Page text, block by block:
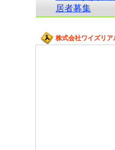
居者募集
株式会社ワイズリア